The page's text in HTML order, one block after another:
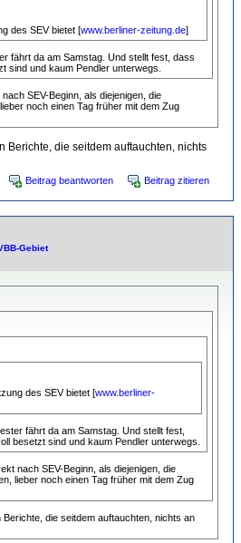
des SEV bietet [www.berliner-zeitung.de]
fährt da am Samstag. Und stellt fest, dass
sind und kaum Pendler unterwegs.
SEV-Beginn, als diejenigen, die
noch einen Tag früher mit dem Zug
Berichte, die seitdem auftauchten, nichts
Beitrag beantworten Beitrag zitieren
Gebiet
des SEV bietet [www.berliner-
fährt da am Samstag. Und stellt fest,
besetzt sind und kaum Pendler unterwegs.
nach SEV-Beginn, als diejenigen, die
lieber noch einen Tag früher mit dem Zug
die seitdem auftauchten, nichts an